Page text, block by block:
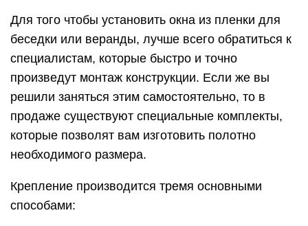
Для того чтобы установить окна из пленки для
беседки или веранды, лучше всего обратиться к
специалистам, которые быстро и точно
произведут монтаж конструкции. Если же вы
решили заняться этим самостоятельно, то в
продаже существуют специальные комплекты,
которые позволят вам изготовить полотно
необходимого размера.
Крепление производится тремя основными
способами: